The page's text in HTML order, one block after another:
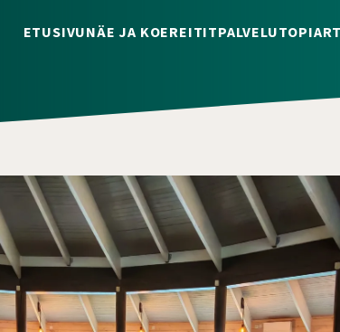
ETUSIVUNÄE JA KOEREITITPALVELUTOPI